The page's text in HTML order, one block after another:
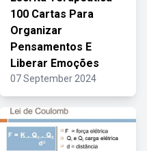
100 Cartas Para
Organizar
Pensamentos E
Liberar Emoções
07 September 2024